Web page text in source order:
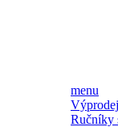
menu
Ručníky